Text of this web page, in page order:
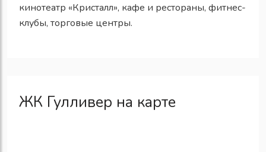
кинотеатр «Кристалл», кафе и рестораны, фитнес-
клубы, торговые центры.
ЖК Гулливер на карте